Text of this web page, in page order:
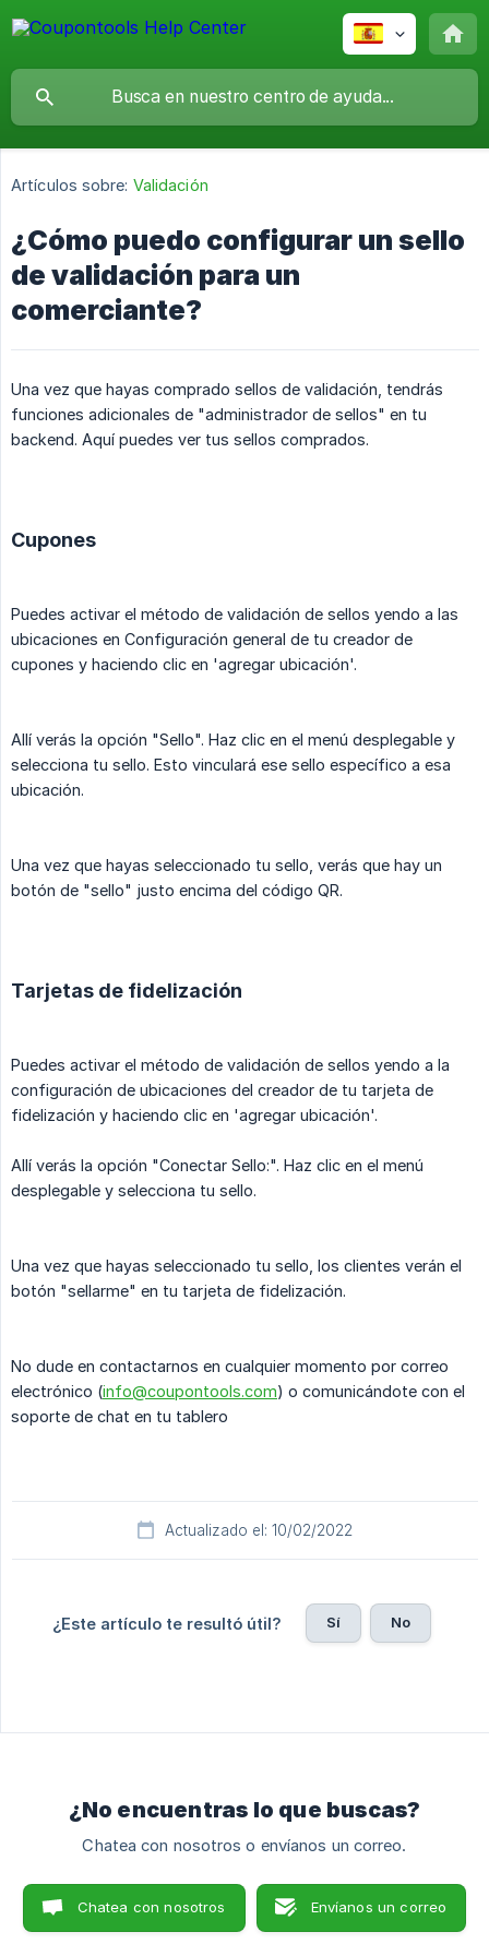
Artículos sobre: Validación
¿Cómo puedo configurar un sello
de validación para un
comerciante?
Una vez que hayas comprado sellos de validación, tendrás
funciones adicionales de "administrador de sellos" en tu
backend. Aquí puedes ver tus sellos comprados.
Cupones
Puedes activar el método de validación de sellos yendo a las
ubicaciones en Configuración general de tu creador de
cupones y haciendo clic en 'agregar ubicación'.
Allí verás la opción "Sello". Haz clic en el menú desplegable y
selecciona tu sello. Esto vinculará ese sello específico a esa
ubicación.
Una vez que hayas seleccionado tu sello, verás que hay un
botón de "sello" justo encima del código QR.
Tarjetas de fidelización
Puedes activar el método de validación de sellos yendo a la
configuración de ubicaciones del creador de tu tarjeta de
fidelización y haciendo clic en 'agregar ubicación'.
Allí verás la opción "Conectar Sello:". Haz clic en el menú
desplegable y selecciona tu sello.
Una vez que hayas seleccionado tu sello, los clientes verán el
botón "sellarme" en tu tarjeta de fidelización.
No dude en contactarnos en cualquier momento por correo
electrónico (info@coupontools.com) o comunicándote con el
soporte de chat en tu tablero
Actualizado el: 10/02/2022
¿Este artículo te resultó útil? Sí No
¿No encuentras lo que buscas?
Chatea con nosotros o envíanos un correo.
Chatea con nosotros Envíanos un correo